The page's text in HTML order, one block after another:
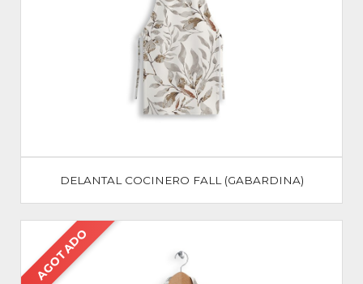
DELANTAL COCINERO FALL (GABARDINA)
AGOTADO